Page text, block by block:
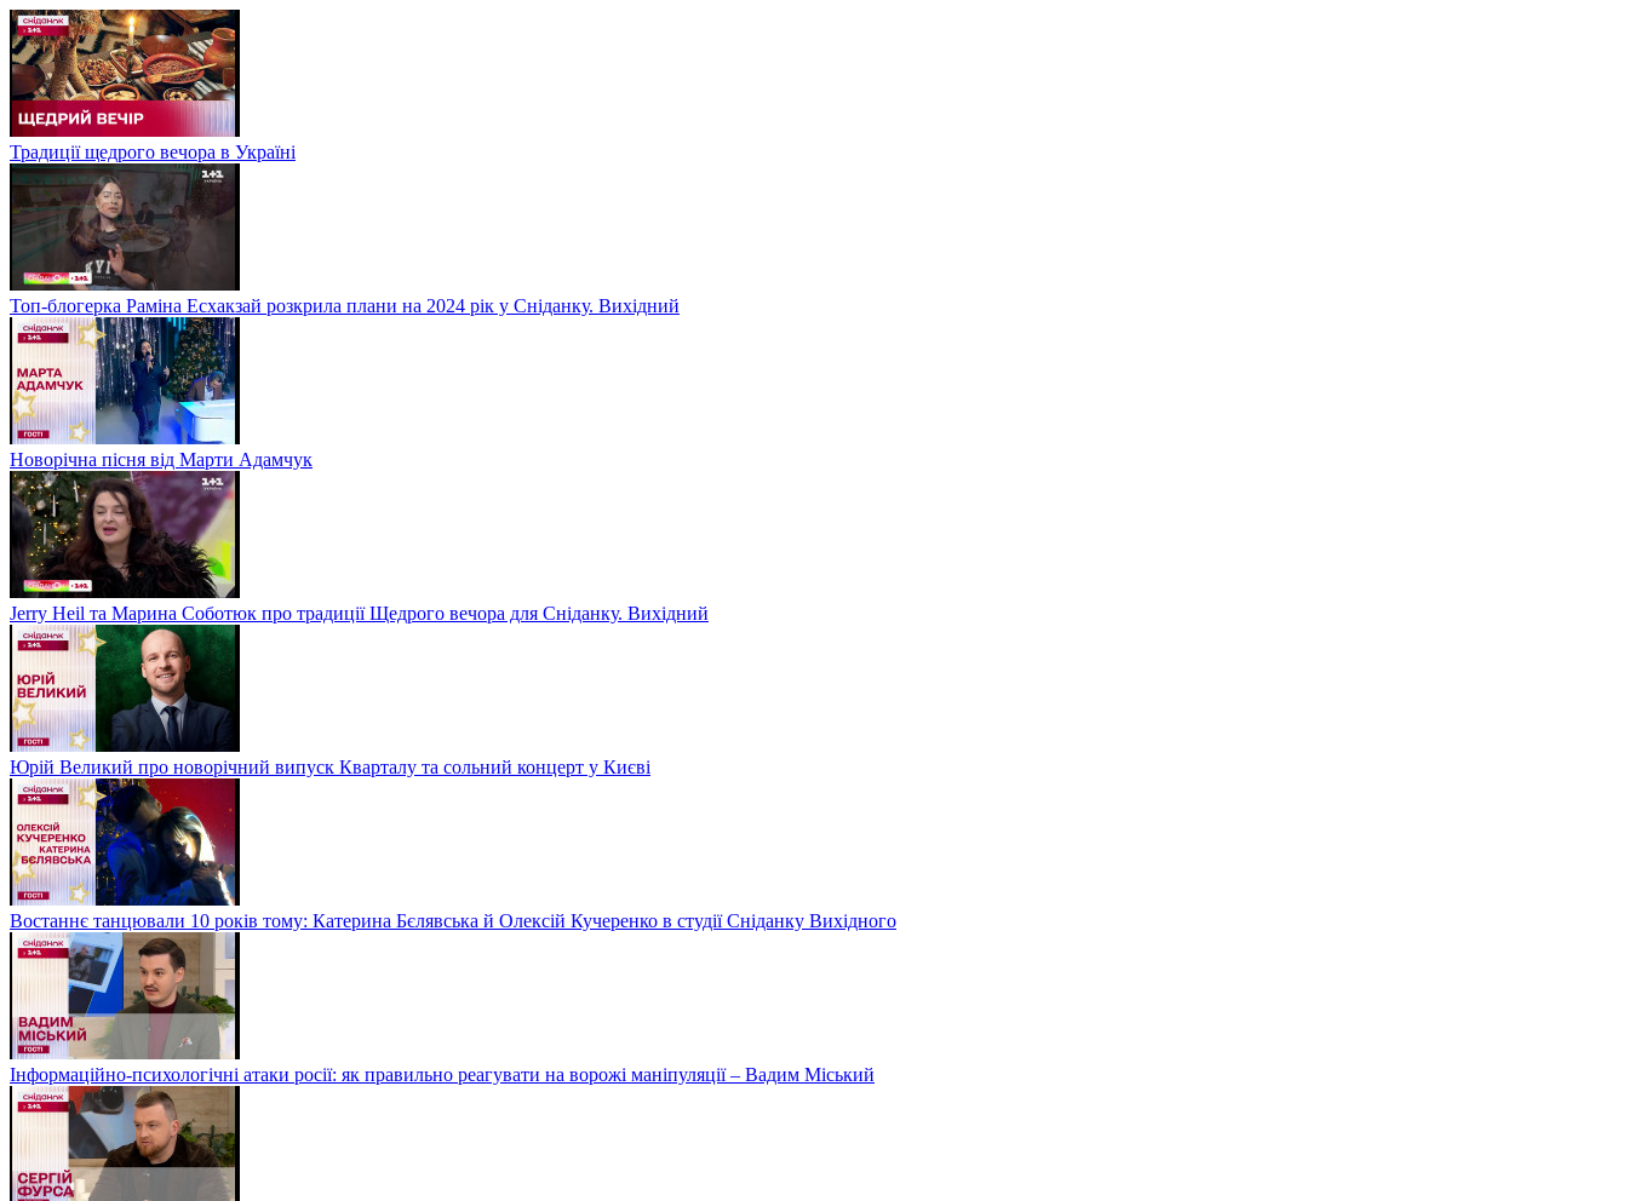
Традиції щедрого вечора в Україні
Топ-блогерка Раміна Есхакзай розкрила плани на 2024 рік у Сніданку. Вихідний
Новорічна пісня від Марти Адамчук
Jerry Heil та Марина Соботюк про традиції Щедрого вечора для Сніданку. Вихідний
Юрій Великий про новорічний випуск Кварталу та сольний концерт у Києві
Востаннє танцювали 10 років тому: Катерина Бєлявська й Олексій Кучеренко в студії Сніданку Вихідного
Інформаційно-психологічні атаки росії: як правильно реагувати на ворожі маніпуляції – Вадим Міський